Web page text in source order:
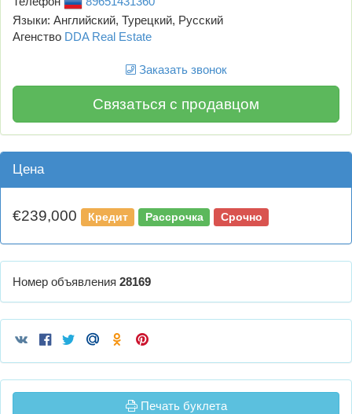
Языки: Английский, Турецкий, Русский
Агенство DDA Real Estate
Заказать звонок
Связаться с продавцом
Цена
€239,000 Кредит Рассрочка Срочно
Номер объявления 28169
Печать буклета